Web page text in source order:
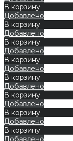
В корзину
Добавлено
В корзину
Добавлено
В корзину
Добавлено
В корзину
Добавлено
В корзину
Добавлено
В корзину
Добавлено
В корзину
Добавлено
В корзину
Добавлено